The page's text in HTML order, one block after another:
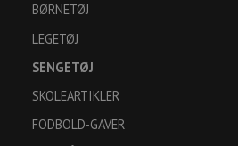
BØRNETØJ
LEGETØJ
SENGETØJ
SKOLEARTIKLER
FODBOLD-GAVER